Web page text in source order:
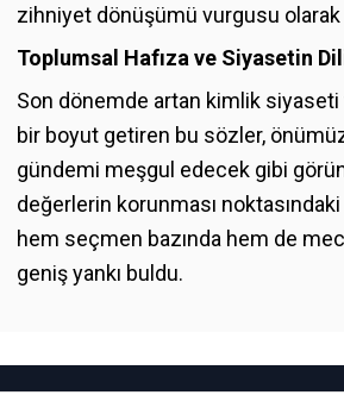
zihniyet dönüşümü vurgusu
Toplumsal Hafıza ve Siyasetin
Son dönemde artan kimlik siyaseti
bir boyut getiren bu sözler,
gündemi meşgul edecek gibi
değerlerin korunması noktasındaki
hem seçmen bazında hem de
geniş yankı buldu.